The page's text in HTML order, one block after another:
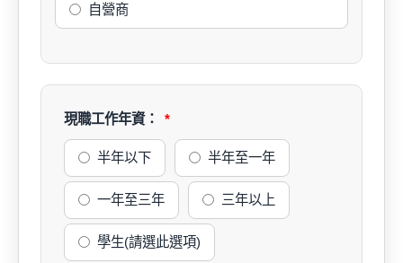
自營商
現職工作年資：
半年以下 半年至一年
一年至三年 三年以上
學生(請選此選項)